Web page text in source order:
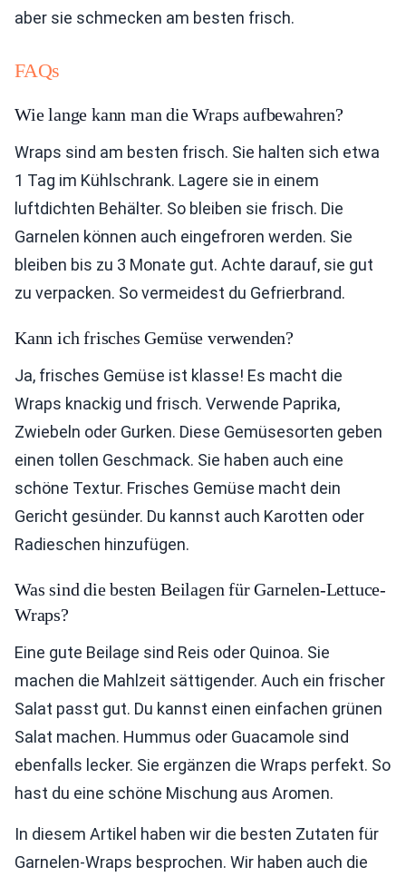
aber sie schmecken am besten frisch.
FAQs
Wie lange kann man die Wraps aufbewahren?
Wraps sind am besten frisch. Sie halten sich etwa
1 Tag im Kühlschrank. Lagere sie in einem
luftdichten Behälter. So bleiben sie frisch. Die
Garnelen können auch eingefroren werden. Sie
bleiben bis zu 3 Monate gut. Achte darauf, sie gut
zu verpacken. So vermeidest du Gefrierbrand.
Kann ich frisches Gemüse verwenden?
Ja, frisches Gemüse ist klasse! Es macht die
Wraps knackig und frisch. Verwende Paprika,
Zwiebeln oder Gurken. Diese Gemüsesorten geben
einen tollen Geschmack. Sie haben auch eine
schöne Textur. Frisches Gemüse macht dein
Gericht gesünder. Du kannst auch Karotten oder
Radieschen hinzufügen.
Was sind die besten Beilagen für Garnelen-Lettuce-
Wraps?
Eine gute Beilage sind Reis oder Quinoa. Sie
machen die Mahlzeit sättigender. Auch ein frischer
Salat passt gut. Du kannst einen einfachen grünen
Salat machen. Hummus oder Guacamole sind
ebenfalls lecker. Sie ergänzen die Wraps perfekt. So
hast du eine schöne Mischung aus Aromen.
In diesem Artikel haben wir die besten Zutaten für
Garnelen-Wraps besprochen. Wir haben auch die